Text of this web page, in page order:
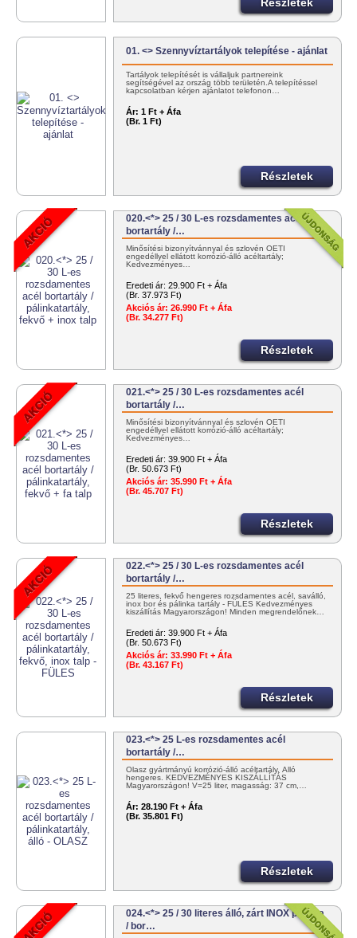
Részletek
01. <> Szennyvíztartályok telepítése - ajánlat
Tartályok telepítését is vállaljuk partnereink
segítségével az ország több területén.A telepítéssel
kapcsolatban kérjen ajánlatot telefonon…
Ár: 1 Ft + Áfa
(Br. 1 Ft)
Részletek
020.<*> 25 / 30 L-es rozsdamentes acél
bortartály /…
Minősítési bizonyítvánnyal és szlovén OÉTI
engedéllyel ellátott korrózió-álló acéltartály;
Kedvezményes…
Eredeti ár: 29.900 Ft + Áfa
(Br. 37.973 Ft)
Akciós ár: 26.990 Ft + Áfa
(Br. 34.277 Ft)
Részletek
021.<*> 25 / 30 L-es rozsdamentes acél
bortartály /…
Minősítési bizonyítvánnyal és szlovén OÉTI
engedéllyel ellátott korrózió-álló acéltartály;
Kedvezményes…
Eredeti ár: 39.900 Ft + Áfa
(Br. 50.673 Ft)
Akciós ár: 35.990 Ft + Áfa
(Br. 45.707 Ft)
Részletek
022.<*> 25 / 30 L-es rozsdamentes acél
bortartály /…
25 literes, fekvő hengeres rozsdamentes acél, saválló,
inox bor és pálinka tartály - FÜLES Kedvezményes
kiszállítás Magyarországon! Minden megrendelőnek…
Eredeti ár: 39.900 Ft + Áfa
(Br. 50.673 Ft)
Akciós ár: 33.990 Ft + Áfa
(Br. 43.167 Ft)
Részletek
023.<*> 25 L-es rozsdamentes acél
bortartály /…
Olasz gyártmányú korrózió-álló acéltartály. Álló
hengeres. KEDVEZMÉNYES KISZÁLLÍTÁS
Magyarországon! V=25 liter, magasság: 37 cm,…
Ár: 28.190 Ft + Áfa
(Br. 35.801 Ft)
Részletek
024.<*> 25 / 30 literes álló, zárt INOX pálinka
/ bor…